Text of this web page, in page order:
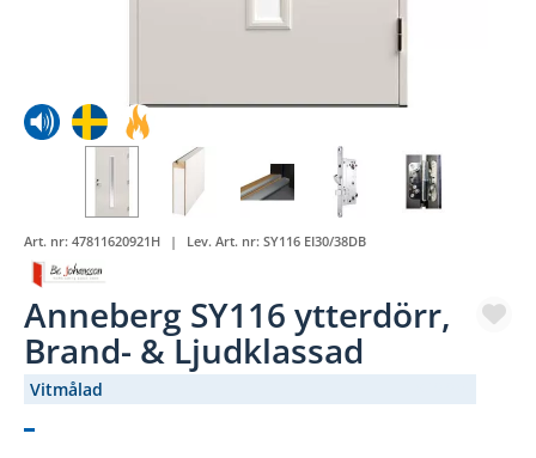
Art. nr: 47811620921H Lev. Art. nr: SY116 EI30/38DB
Anneberg SY116 ytterdörr,
Brand- & Ljudklassad
Vitmålad